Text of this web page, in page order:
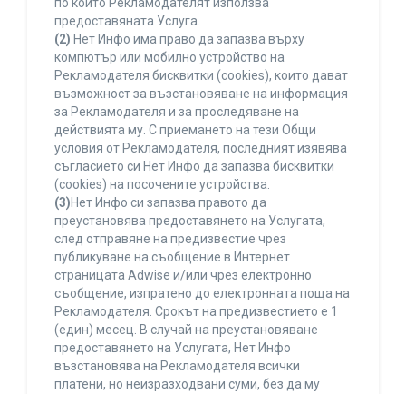
по който Рекламодателят използва
предоставяната Услуга.
(2) Нет Инфо има право да запазва върху
компютър или мобилно устройство на
Рекламодателя бисквитки (cookies), които дават
възможност за възстановяване на информация
за Рекламодателя и за проследяване на
действията му. С приемането на тези Общи
условия от Рекламодателя, последният изявява
съгласието си Нет Инфо да запазва бисквитки
(cookies) на посочените устройства.
(3)Нет Инфо си запазва правото да
преустановява предоставянето на Услугата,
след отправяне на предизвестие чрез
публикуване на съобщение в Интернет
страницата Adwise и/или чрез електронно
съобщение, изпратено до електронната поща на
Рекламодателя. Срокът на предизвестието е 1
(един) месец. В случай на преустановяване
предоставянето на Услугата, Нет Инфо
възстановява на Рекламодателя всички
платени, но неизразходвани суми, без да му